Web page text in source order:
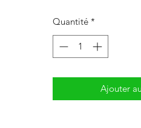
Quantité *
Ajouter